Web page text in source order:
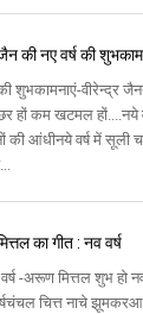
की नए वर्ष की
शुभकामनाएं-वीरेन्द्र
हों कम खटमल हों....नये
की आंधीनये वर्ष में सूली
का गीत : नव वर्ष
-अरूण मित्तल शुभ हो
चित्त नाचे